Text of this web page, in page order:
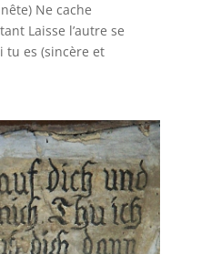
Ne cache
Laisse l’autre se
tu es (sincère et